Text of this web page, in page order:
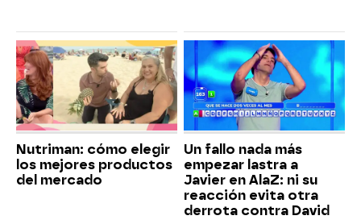
Nutriman: cómo elegir
los mejores productos
del mercado
Un fallo nada más
empezar lastra a
Javier en AlaZ: ni su
reacción evita otra
derrota contra David